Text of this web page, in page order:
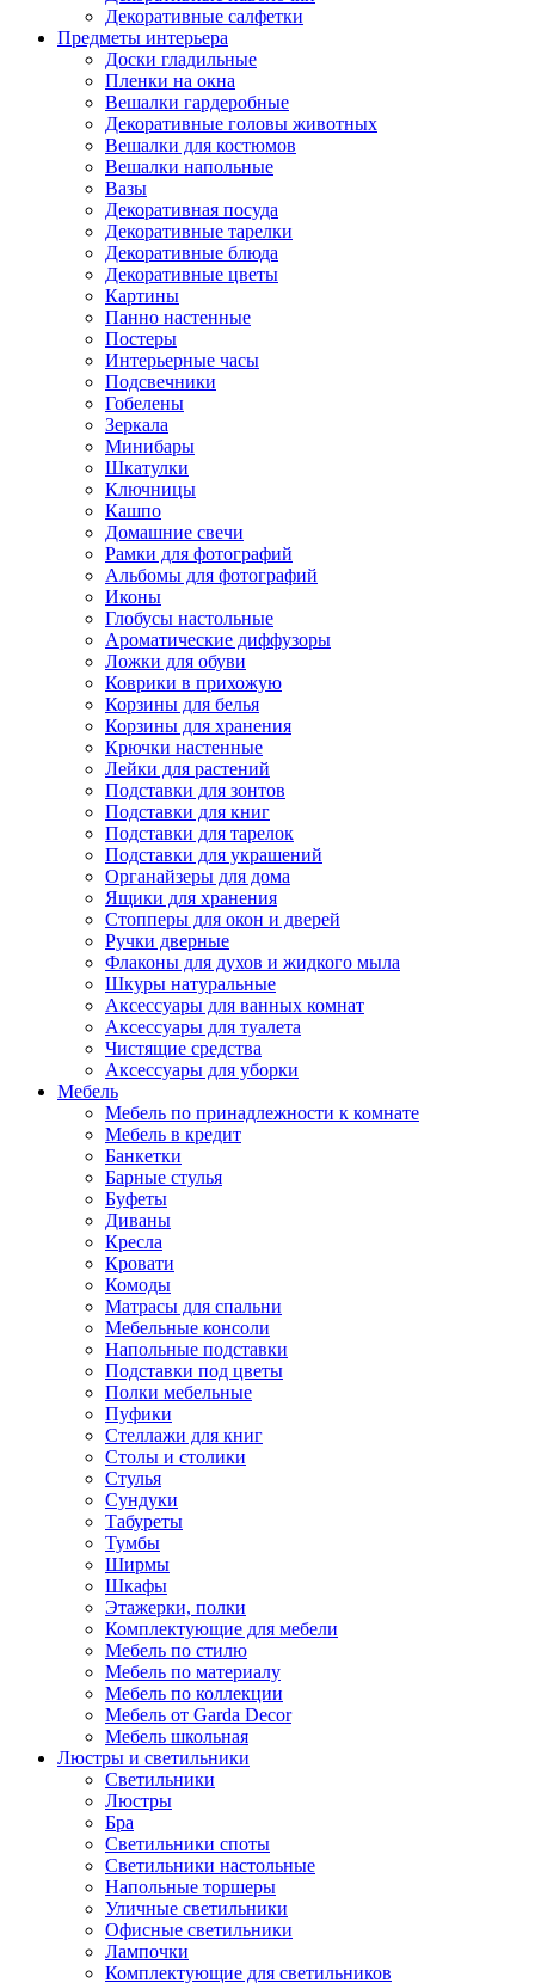
Декоративные салфетки
Предметы интерьера
Доски гладильные
Пленки на окна
Вешалки гардеробные
Декоративные головы животных
Вешалки для костюмов
Вешалки напольные
Вазы
Декоративная посуда
Декоративные тарелки
Декоративные блюда
Декоративные цветы
Картины
Панно настенные
Постеры
Интерьерные часы
Подсвечники
Гобелены
Зеркала
Минибары
Шкатулки
Ключницы
Кашпо
Домашние свечи
Рамки для фотографий
Альбомы для фотографий
Иконы
Глобусы настольные
Ароматические диффузоры
Ложки для обуви
Коврики в прихожую
Корзины для белья
Корзины для хранения
Крючки настенные
Лейки для растений
Подставки для зонтов
Подставки для книг
Подставки для тарелок
Подставки для украшений
Органайзеры для дома
Ящики для хранения
Стопперы для окон и дверей
Ручки дверные
Флаконы для духов и жидкого мыла
Шкуры натуральные
Аксессуары для ванных комнат
Аксессуары для туалета
Чистящие средства
Аксессуары для уборки
Мебель
Мебель по принадлежности к комнате
Мебель в кредит
Банкетки
Барные стулья
Буфеты
Диваны
Кресла
Кровати
Комоды
Матрасы для спальни
Мебельные консоли
Напольные подставки
Подставки под цветы
Полки мебельные
Пуфики
Стеллажи для книг
Столы и столики
Стулья
Сундуки
Табуреты
Тумбы
Ширмы
Шкафы
Этажерки, полки
Комплектующие для мебели
Мебель по стилю
Мебель по материалу
Мебель по коллекции
Мебель от Garda Decor
Мебель школьная
Люстры и светильники
Светильники
Люстры
Бра
Светильники споты
Светильники настольные
Напольные торшеры
Уличные светильники
Офисные светильники
Лампочки
Комплектующие для светильников